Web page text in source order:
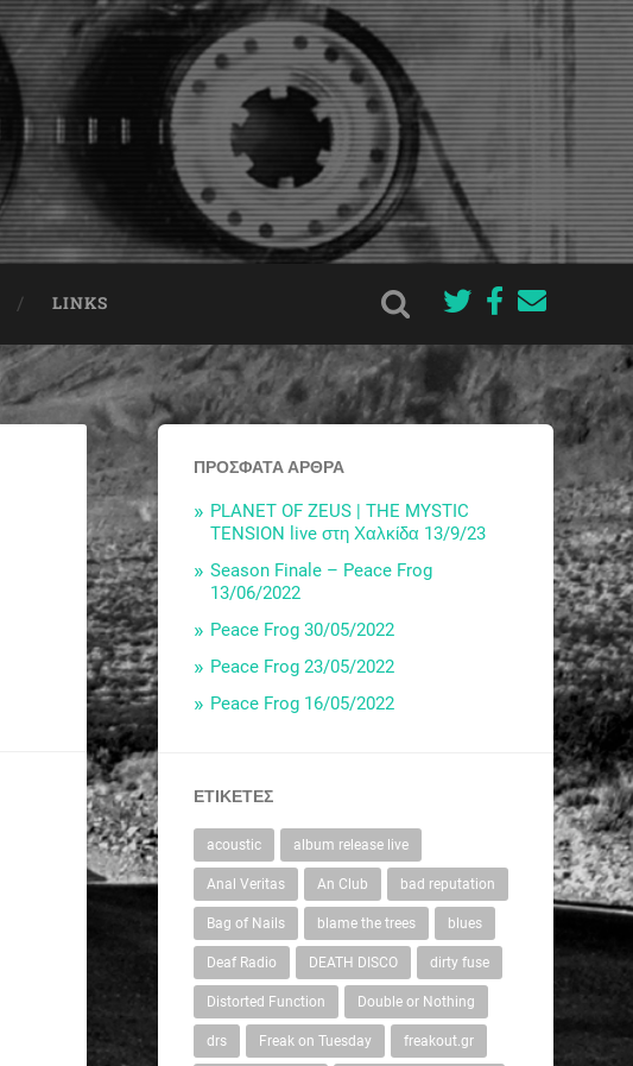
LINKS
ΠΡΌΣΦΑΤΑ ΆΡΘΡΑ
PLANET OF ZEUS | THE MYSTIC
TENSION live στη Χαλκίδα 13/9/23
Season Finale – Peace Frog
13/06/2022
Peace Frog 30/05/2022
Peace Frog 23/05/2022
Peace Frog 16/05/2022
ΕΤΙΚΈΤΕΣ
acoustic album release live
Anal Veritas An Club bad reputation
Bag of Nails blame the trees blues
Deaf Radio DEATH DISCO dirty fuse
Distorted Function Double or Nothing
drs Freak on Tuesday freakout.gr